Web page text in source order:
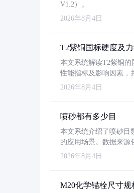
V1.2）。
2026年8月4日
T2紫铜国标硬度及
本文系统解读T2紫铜的
性能指标及影响因素，
2026年8月4日
喷砂都有多少目
本文系统介绍了喷砂目
的应用场景。数据来源
2026年8月4日
M20化学锚栓尺寸